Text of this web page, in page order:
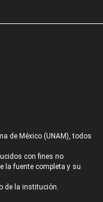
de México (UNAM), todos
con fines no
la fuente completa y su
de la institución.